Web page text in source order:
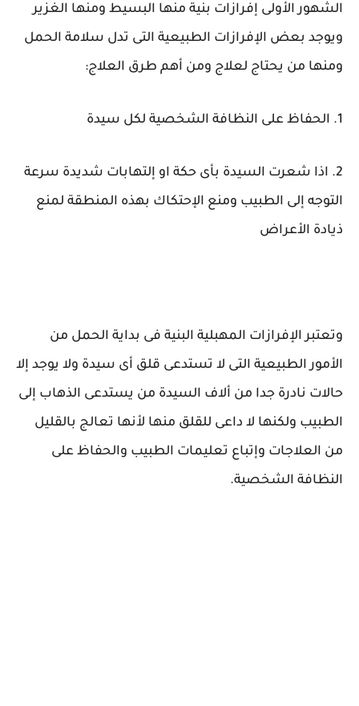
الشهور الأولى إفرازات بنية منها البسيط ومنها الغزير
ويوجد بعض الإفرازات الطبيعية التى تدل سلامة الحمل
ومنها من يحتاج لعلاج ومن أهم طرق العلاج:
1. الحفاظ على النظافة الشخصية لكل سيدة
2. اذا شعرت السيدة بأى حكة او إلتهابات شديدة سرعة
التوجه إلى الطبيب ومنع الإحتكاك بهذه المنطقة لمنع
ذيادة الأعراض
وتعتبر الإفرازات المهبلية البنية فى بداية الحمل من
الأمور الطبيعية التى لا تستدعى قلق أى سيدة ولا يوجد إلا
حالات نادرة جدا من ألاف السيدة من يستدعى الذهاب إلى
الطبيب ولكنها لا داعى للقلق منها لأنها تعالج بالقليل
من العلاجات وإتباع تعليمات الطبيب والحفاظ على
النظافة الشخصية.